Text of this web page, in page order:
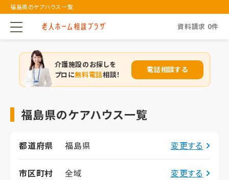
福島県のケアハウス一覧
資料請求 0件
介護施設のお探しを
プロに無料電話相談！
電話相談する
福島県のケアハウス一覧
都道府県 福島県 変更する
市区町村 全域 変更する